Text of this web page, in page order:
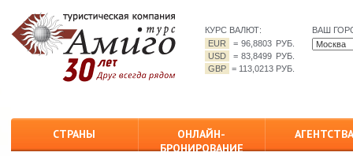
КУРС ВАЛЮТ:
EUR
=96,8803 РУБ.
USD
=83,8499 РУБ.
GBP = 113,0213 РУБ.
ВАШ
СТРАНЫ
ОНЛАЙН-
БРОНИРОВАНИЕ